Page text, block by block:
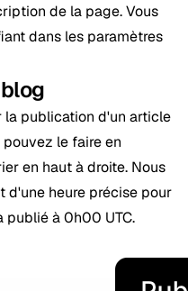
de la page. Vous
dans les paramètres
la publication d'un article
le faire en
en haut à droite. Nous
d'une heure précise pour
publié à 0h00 UTC.